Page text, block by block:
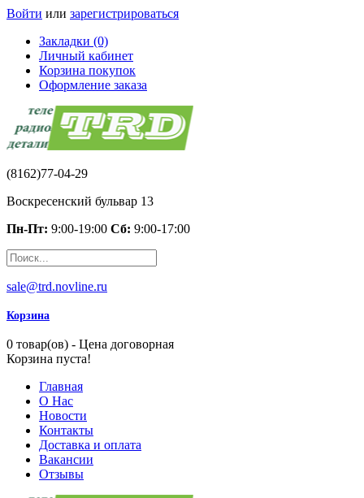
Войти или зарегистрироваться
Закладки (0)
Личный кабинет
Корзина покупок
Оформление заказа
(8162)77-04-29
Воскресенский бульвар 13
Пн-Пт: 9:00-19:00 Сб: 9:00-17:00
sale@trd.novline.ru
Корзина
0 товар(ов) - Цена договорная
Корзина пуста!
Главная
О Нас
Новости
Контакты
Доставка и оплата
Вакансии
Отзывы